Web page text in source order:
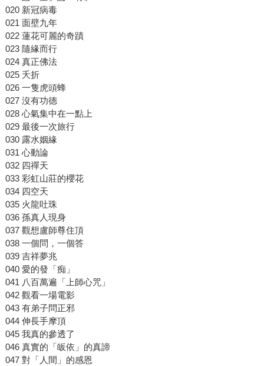
020 新冠病毒
021 面壁九年
022 蓮花可麗的奇蹟
023 隨緣而行
024 真正佛法
025 夭折
026 一隻虎頭蜂
027 沒有功德
028 心氣集中在一點上
029 最後一次旅行
030 露水姻緣
031 心動論
032 四禪天
033 彩虹山莊的櫻花
034 四空天
035 火龍吐珠
036 孫真人現身
037 觀想盧師尊住頂
038 一個問，一個答
039 吉祥夢兆
040 愛的發「痴」
041 八百萬遍「上師心咒」
042 觀看一場電影
043 有弟子問正邪
044 伸長手摩頂
045 我真的參透了
046 真實的「皈依」的真諦
047 對「人間」的感恩